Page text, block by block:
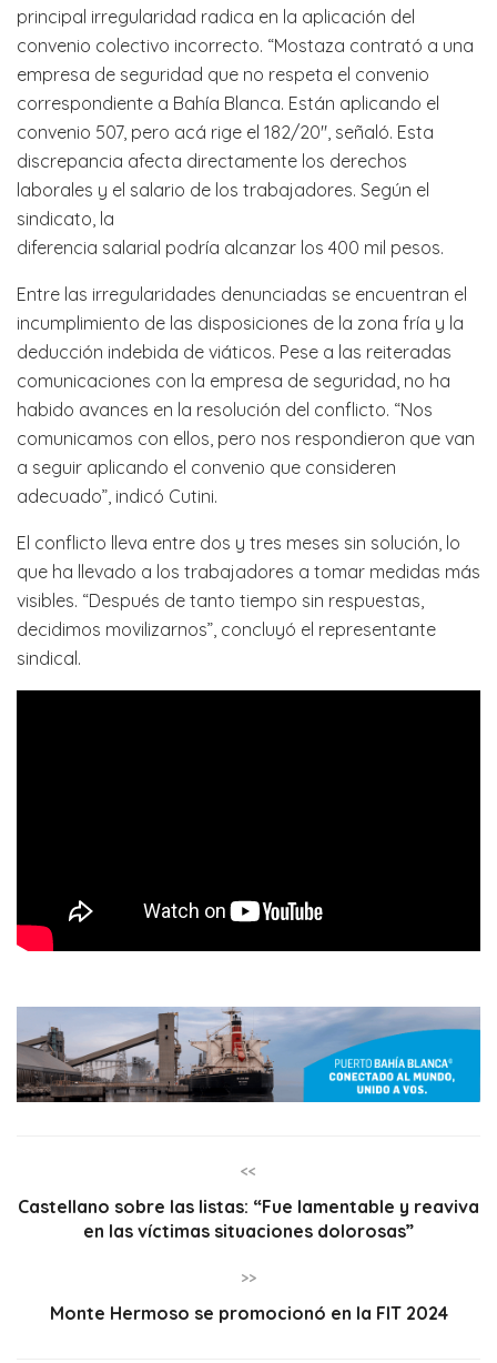
principal irregularidad radica en la aplicación del
convenio colectivo incorrecto. “Mostaza contrató a una
empresa de seguridad que no respeta el convenio
correspondiente a Bahía Blanca. Están aplicando el
convenio 507, pero acá rige el 182/20″, señaló. Esta
discrepancia afecta directamente los derechos
laborales y el salario de los trabajadores. Según el
sindicato, la
diferencia salarial podría alcanzar los 400 mil pesos.
Entre las irregularidades denunciadas se encuentran el
incumplimiento de las disposiciones de la zona fría y la
deducción indebida de viáticos. Pese a las reiteradas
comunicaciones con la empresa de seguridad, no ha
habido avances en la resolución del conflicto. “Nos
comunicamos con ellos, pero nos respondieron que van
a seguir aplicando el convenio que consideren
adecuado”, indicó Cutini.
El conflicto lleva entre dos y tres meses sin solución, lo
que ha llevado a los trabajadores a tomar medidas más
visibles. “Después de tanto tiempo sin respuestas,
decidimos movilizarnos”, concluyó el representante
sindical.
<<
Castellano sobre las listas: “Fue lamentable y reaviva
en las víctimas situaciones dolorosas”
>>
Monte Hermoso se promocionó en la FIT 2024